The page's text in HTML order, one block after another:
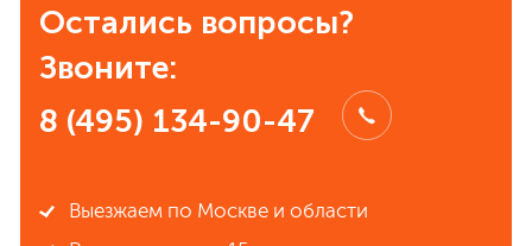
Остались вопросы?
Звоните:
8 (495) 134-90-47
Выезжаем по Москве и области